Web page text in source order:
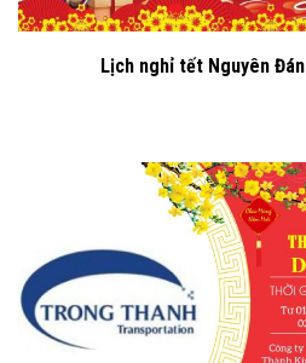
Lịch nghỉ tết Nguyên